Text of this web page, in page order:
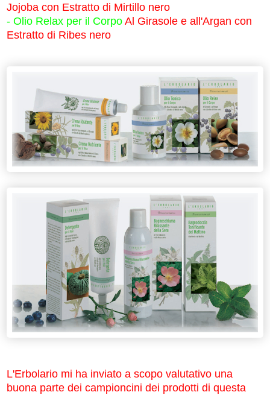
Jojoba con Estratto di Mirtillo nero
- Olio Relax per il Corpo Al Girasole e all'Argan con
Estratto di Ribes nero
L'Erbolario mi ha inviato a scopo valutativo una
buona parte dei campioncini dei prodotti di questa